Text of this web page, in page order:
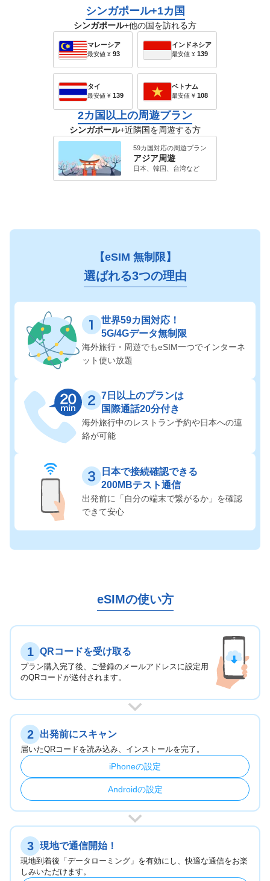
シンガポール+1カ国
シンガポール+他の国を訪れる方
マレーシア
最安値 ¥ 93
インドネシア
最安値 ¥ 139
タイ
最安値 ¥ 139
ベトナム
最安値 ¥ 108
2カ国以上の周遊プラン
シンガポール+近隣国を周遊する方
59カ国対応の周遊プラン
アジア周遊
日本、韓国、台湾など
【eSIM 無制限】
選ばれる3つの理由
世界59カ国対応！
5G/4Gデータ無制限
海外旅行・周遊でもeSIM一つでインターネ
ット使い放題
7日以上のプランは
国際通話20分付き
海外旅行中のレストラン予約や日本への連
絡が可能
日本で接続確認できる
200MBテスト通信
出発前に「自分の端末で繋がるか」を確認
できて安心
eSIMの使い方
1 QRコードを受け取る
プラン購入完了後、ご登録のメールアドレスに設定用
のQRコードが送付されます。
2 出発前にスキャン
届いたQRコードを読み込み、インストールを完了。
iPhoneの設定
Androidの設定
3 現地で通信開始！
現地到着後「データローミング」を有効にし、快適な通信をお楽
しみいただけます。